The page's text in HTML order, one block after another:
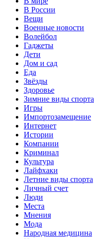
В России
Вещи
Военные новости
Волейбол
Гаджеты
Дети
Дом и сад
Еда
Звёзды
Здоровье
Зимние виды спорта
Игры
Импортозамещение
Интернет
Истории
Компании
Криминал
Культура
Лайфхаки
Летние виды спорта
Личный счет
Люди
Места
Мнения
Мода
Народная медицина